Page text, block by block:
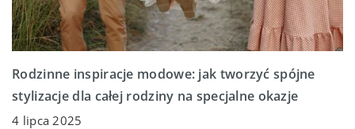
Rodzinne inspiracje modowe: jak tworzyć spójne
stylizacje dla całej rodziny na specjalne okazje
4 lipca 2025